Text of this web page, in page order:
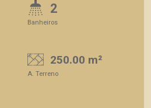
2
Banheiros
250.00 m²
A. Terreno